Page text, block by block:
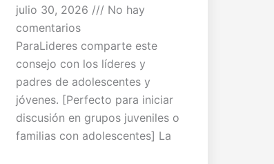
julio 30, 2026
No hay
comentarios
ParaLideres comparte este
consejo con los líderes y
padres de adolescentes y
jóvenes. [Perfecto para iniciar
discusión en grupos juveniles o
familias con adolescentes] La